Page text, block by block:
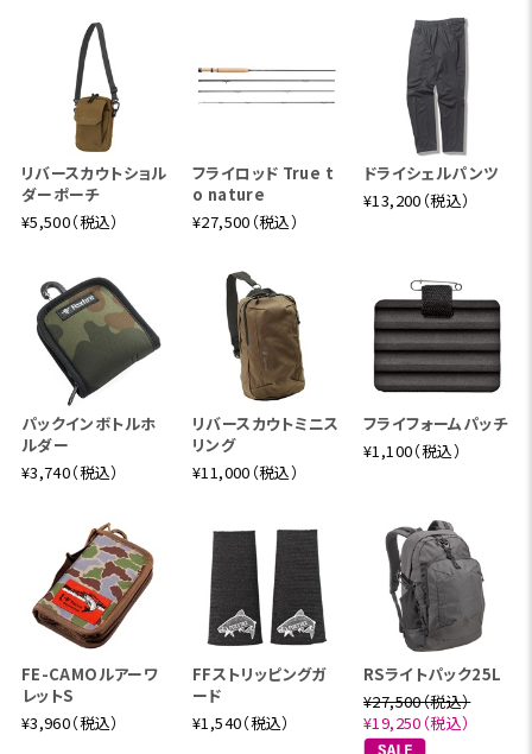
リバースカウトショル
ダーポーチ
¥5,500（税込）
フライロッド True t
o nature
¥27,500（税込）
ドライシェルパンツ
¥13,200（税込）
パックインボトルホ
ルダー
¥3,740（税込）
リバースカウトミニス
リング
¥11,000（税込）
フライフォームパッチ
¥1,100（税込）
FE-CAMOルアーワ
レットS
¥3,960（税込）
FFストリッピングガ
ード
¥1,540（税込）
RSライトパック25L
¥27,500（税込）
¥19,250（税込）